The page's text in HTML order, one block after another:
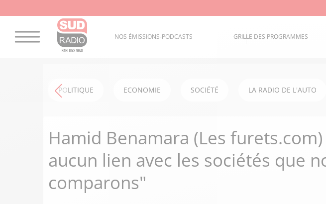
NOS ÉMISSIONS-PODCASTS GRILLE DES PROGRAMMES
POLITIQUE ECONOMIE SOCIÉTÉ LA RADIO DE L'AUTO
Hamid Benamara (Les
aucun lien avec les sociétés que
comparons"